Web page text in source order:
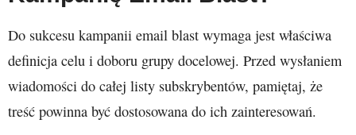
Do sukcesu kampanii email blast wymaga jest właściwa
definicja celu i doboru grupy docelowej. Przed wysłaniem
wiadomości do całej listy subskrybentów, pamiętaj, że
treść powinna być dostosowana do ich zainteresowań.